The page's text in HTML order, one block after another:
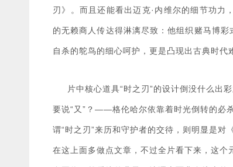
刃》。而且还能看出迈克·内维尔的细节功力
的无赖商人传达得淋漓尽致：他组织赌马博
自杀的鸵鸟的细心呵护，更是凸现出古典时代
片中核心道具“时之刃”的设计倒没什么出
要说“又”？——格伦哈尔依靠着时光倒转的必
谓“时之刃”来历和守护者的交待，则明显是
在这上面多做点文章，不过全片看下来，这